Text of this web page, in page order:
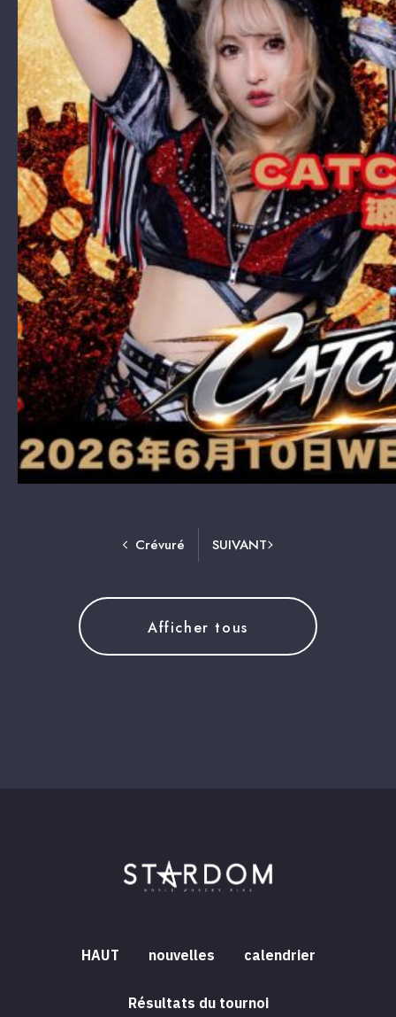
Crévuré SUIVANT
Afficher tous
HAUT nouvelles calendrier
Résultats du tournoi